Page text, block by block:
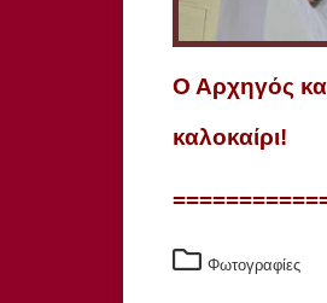
Ο Αρχηγός
καλοκαίρι!
Φωτογραφίες